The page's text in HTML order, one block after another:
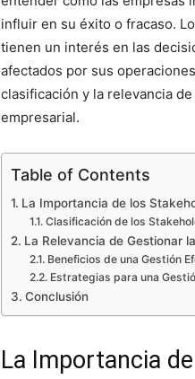
influir en su éxito o fracaso.
tienen un interés en las
afectados por sus
clasificación y la relevancia
empresarial.
Table of Contents
La Importancia de los
Clasificación de los
La Relevancia de Gestionar
Beneficios de una Gestión
Estrategias para una
Conclusión
La Importancia